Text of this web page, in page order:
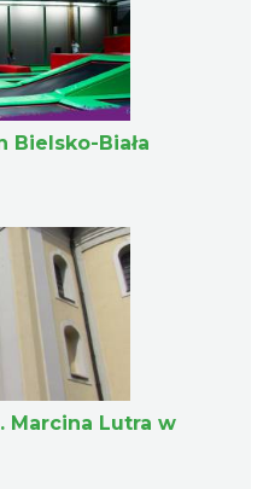
Bielsko-Biała
Marcina Lutra w